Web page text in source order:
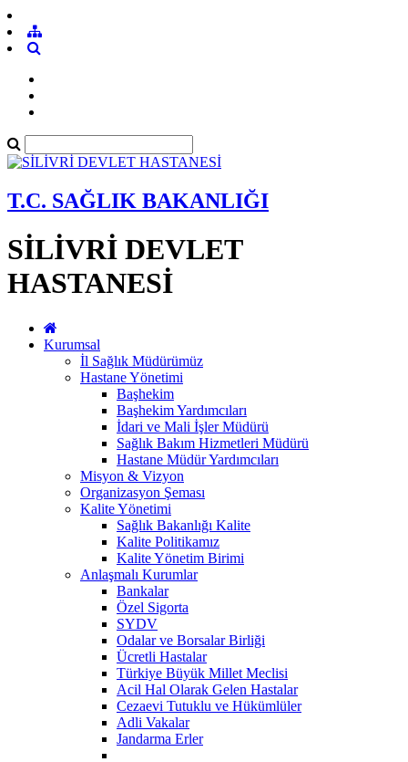
T.C. SAĞLIK BAKANLIĞI
SİLİVRİ DEVLET
HASTANESİ
Kurumsal
İl Sağlık Müdürümüz
Hastane Yönetimi
Başhekim
Başhekim Yardımcıları
İdari ve Mali İşler Müdürü
Sağlık Bakım Hizmetleri Müdürü
Hastane Müdür Yardımcıları
Misyon & Vizyon
Organizasyon Şeması
Kalite Yönetimi
Sağlık Bakanlığı Kalite
Kalite Politikamız
Kalite Yönetim Birimi
Anlaşmalı Kurumlar
Bankalar
Özel Sigorta
SYDV
Odalar ve Borsalar Birliği
Ücretli Hastalar
Türkiye Büyük Millet Meclisi
Acil Hal Olarak Gelen Hastalar
Cezaevi Tutuklu ve Hükümlüler
Adli Vakalar
Jandarma Erler